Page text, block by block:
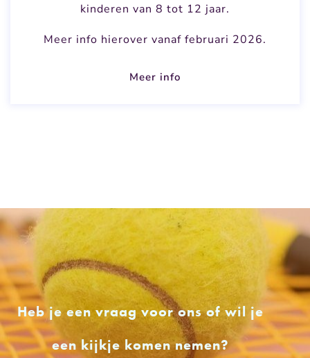
kinderen van 8 tot 12 jaar.
Meer info hierover vanaf februari 2026.
Meer info
Heb je een vraag voor ons of wil je
een kijkje komen nemen?